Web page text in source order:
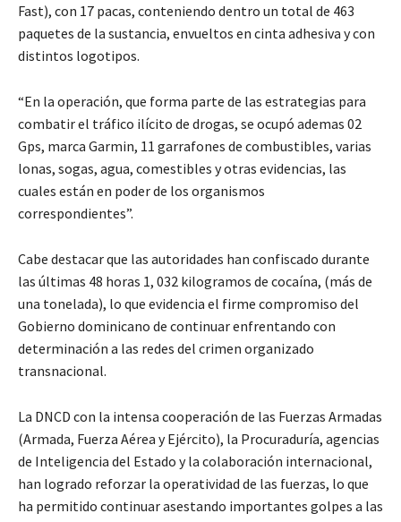
Fast), con 17 pacas, conteniendo dentro un total de 463
paquetes de la sustancia, envueltos en cinta adhesiva y con
distintos logotipos.
“En la operación, que forma parte de las estrategias para
combatir el tráfico ilícito de drogas, se ocupó ademas 02
Gps, marca Garmin, 11 garrafones de combustibles, varias
lonas, sogas, agua, comestibles y otras evidencias, las
cuales están en poder de los organismos
correspondientes”.
Cabe destacar que las autoridades han confiscado durante
las últimas 48 horas 1, 032 kilogramos de cocaína, (más de
una tonelada), lo que evidencia el firme compromiso del
Gobierno dominicano de continuar enfrentando con
determinación a las redes del crimen organizado
transnacional.
La DNCD con la intensa cooperación de las Fuerzas Armadas
(Armada, Fuerza Aérea y Ejército), la Procuraduría, agencias
de Inteligencia del Estado y la colaboración internacional,
han logrado reforzar la operatividad de las fuerzas, lo que
ha permitido continuar asestando importantes golpes a las